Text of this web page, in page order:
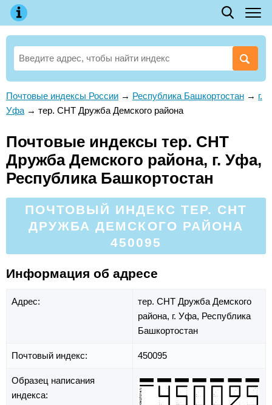
Почтовые индексы России → Республика Башкортостан → г.
Уфа → тер. СНТ Дружба Демского района
Почтовые индексы тер. СНТ
Дружба Демского района, г. Уфа,
Республика Башкортостан
ПОЧТОВЫЙ ИНДЕКС ТЕР. СНТ
ДРУЖБА ДЕМСКОГО РАЙОНА
450095
Информация об адресе
Адрес:
тер. СНТ Дружба Демского
района, г. Уфа, Республика
Башкортостан
Почтовый индекс: 450095
Образец написания
индекса: